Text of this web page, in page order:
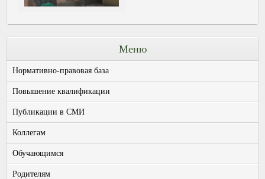
Меню
Нормативно-правовая база
Повышение квалификации
Публикации в СМИ
Коллегам
Обучающимся
Родителям